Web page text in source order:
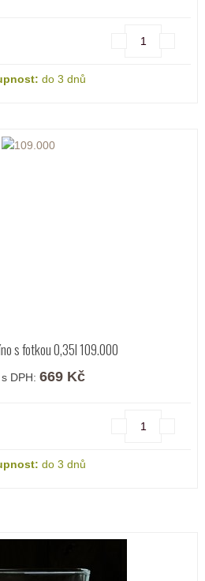
do 3 dnů
s fotkou 0,35l 109.000
DPH: 669 Kč
do 3 dnů